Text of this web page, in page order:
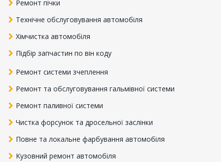
Ремонт пічки
Технічне обслуговування автомобіля
Хімчистка автомобіля
Підбір запчастин по він коду
Ремонт системи зчеплення
Ремонт та обслуговування гальмівної системи
Ремонт паливної системи
Чистка форсунок та дросельної заслінки
Повне та локальне фарбування автомобіля
Kузовний ремонт автомобіля